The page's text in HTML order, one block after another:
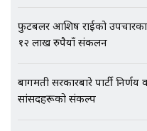
फुटबलर आशिष राईको
१२ लाख रुपैयाँ संकलन
बागमती सरकारबारे पार्टी निर्णय
सांसदहरूको संकल्प